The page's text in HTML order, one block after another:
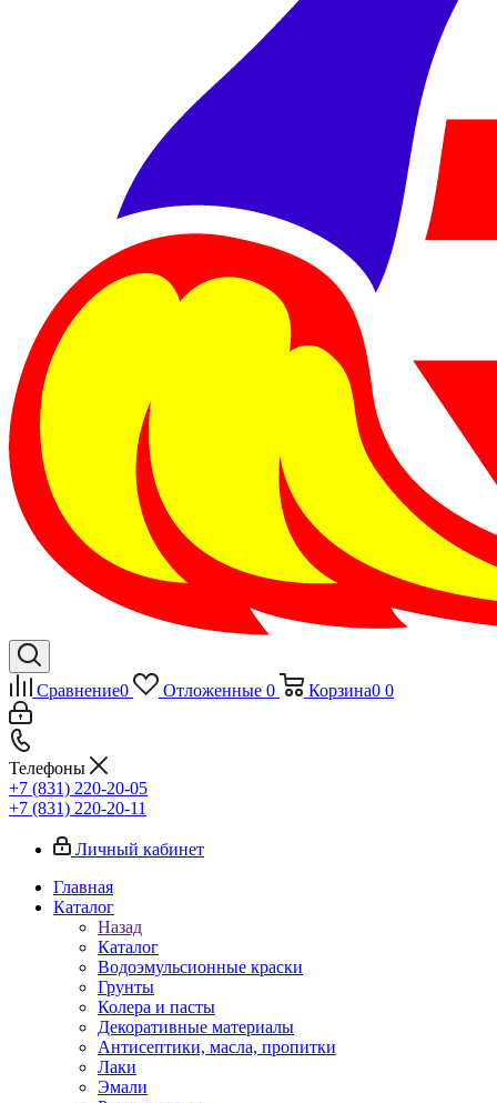
Сравнение0 Отложенные 0 Корзина0 0
Телефоны
+7 (831) 220-20-05
+7 (831) 220-20-11
Личный кабинет
Главная
Каталог
Назад
Каталог
Водоэмульсионные краски
Грунты
Колера и пасты
Декоративные материалы
Антисептики, масла, пропитки
Лаки
Эмали